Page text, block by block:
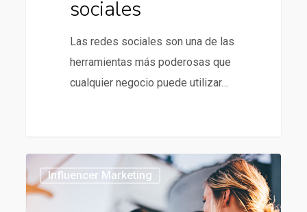
sociales
Las redes sociales son una de las
herramientas más poderosas que
cualquier negocio puede utilizar…
Tendencias
en
Influencer
Influencer Marketing